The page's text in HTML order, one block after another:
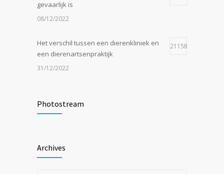
gevaarlijk is
08/12/2022
Het verschil tussen een dierenkliniek en
een dierenartsenpraktijk
21158
31/12/2022
24/07/2023
geknipt?
Photostream
Archives